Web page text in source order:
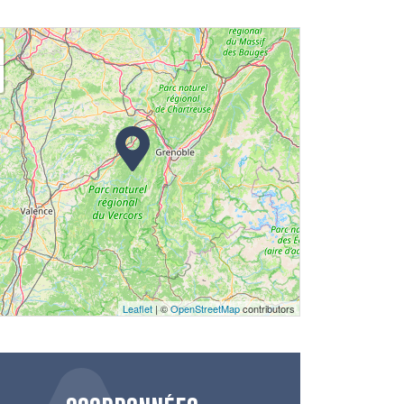
Leaflet| ©OpenStreetMapcontributors